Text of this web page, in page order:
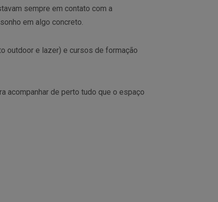
sempre em contato com a
em algo concreto.
outdoor e lazer) e cursos de formação
acompanhar de perto tudo que o espaço